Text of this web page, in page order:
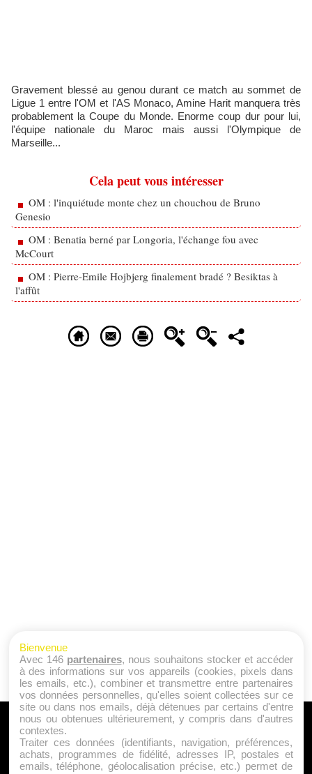
Gravement blessé au genou durant ce match au sommet de
Ligue 1 entre l'OM et l'AS Monaco, Amine Harit manquera très
probablement la Coupe du Monde. Enorme coup dur pour lui,
l'équipe nationale du Maroc mais aussi l'Olympique de
Marseille...
Cela peut vous intéresser
OM : l'inquiétude monte chez un chouchou de Bruno
Genesio
OM : Benatia berné par Longoria, l'échange fou avec
McCourt
OM : Pierre-Emile Hojbjerg finalement bradé ? Besiktas à
l'affût
A PROPOS
Qui sommes nous ?
Mentions Légales
Bienvenue
Avec 146 partenaires, nous souhaitons stocker et accéder
à des informations sur vos appareils (cookies, pixels dans
les emails, etc.), combiner et transmettre entre partenaires
vos données personnelles, qu'elles soient collectées sur ce
site ou dans nos emails, déjà détenues par certains d'entre
nous ou obtenues ultérieurement, y compris dans d'autres
contextes.
Traiter ces données (identifiants, navigation, préférences,
achats, programmes de fidélité, adresses IP, postales et
emails, téléphone, géolocalisation précise, etc.) permet de